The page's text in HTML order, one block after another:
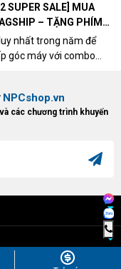
SUPER SALE] MUA
– TẶNG PHÍM
nhất trong năm để
góc máy với combo
Gaming cao cấp nhất,
ngay quà tặng trị giá
NPCshop.vn
các chương trình khuyến